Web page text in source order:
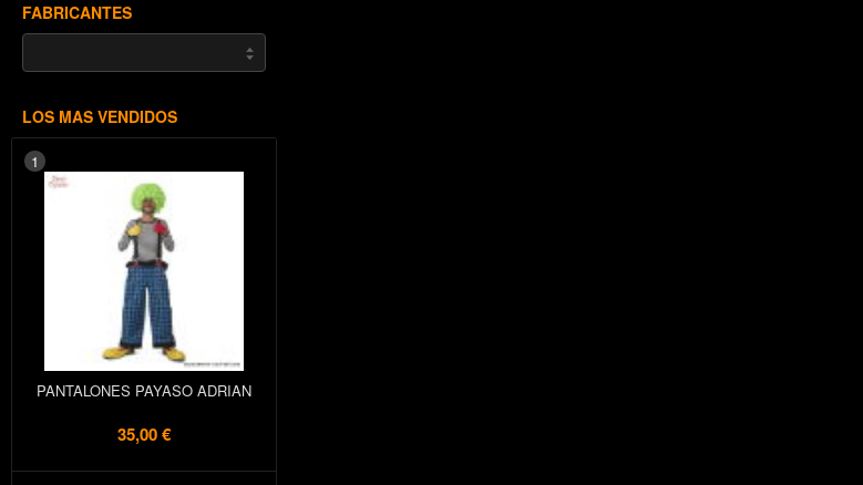
FABRICANTES
LOS MAS VENDIDOS
1
PANTALONES PAYASO ADRIAN
35,00 €